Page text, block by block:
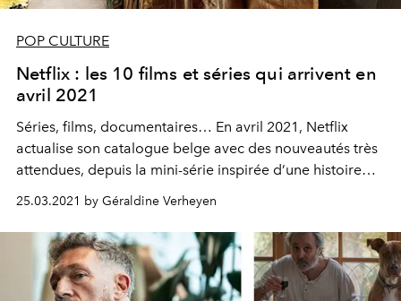
POP CULTURE
Netflix : les 10 films et séries qui arrivent en
avril 2021
Séries, films, documentaires… En avril 2021, Netflix
actualise son catalogue belge avec des nouveautés très
attendues, depuis la mini-série inspirée d’une histoire
vraie "Le Serpent", jusqu’à "Madame Claude", film
retraçant le parcours de la proxénète la plus célèbre de
Paris, en passant par le multi-récompensé "Once Upon a
Time in… Hollywood". Voici les 10 nouveautés à binge-
watcher dès le 1er avril sur la plateforme.
25.03.2021 by Géraldine Verheyen